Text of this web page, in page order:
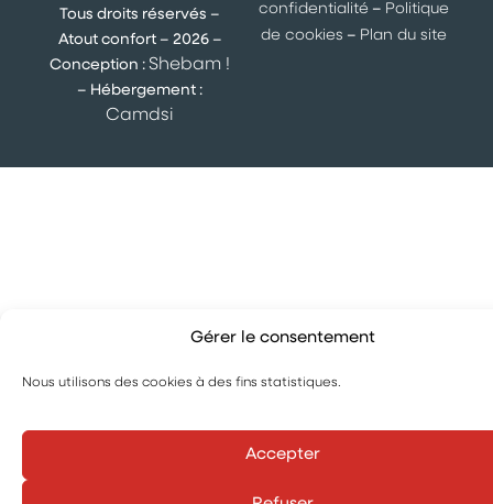
Gérer le consentement
Nous utilisons des cookies à des fins statistiques.
Accepter
Tous droits réservés –
Atout confort – 2026 –
Conception : Shebam !
– Hébergement :
Camdsi
confidentialité– Politique
de cookies – Plan du site